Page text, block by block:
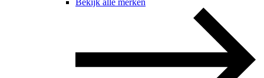
Bekijk alle merken